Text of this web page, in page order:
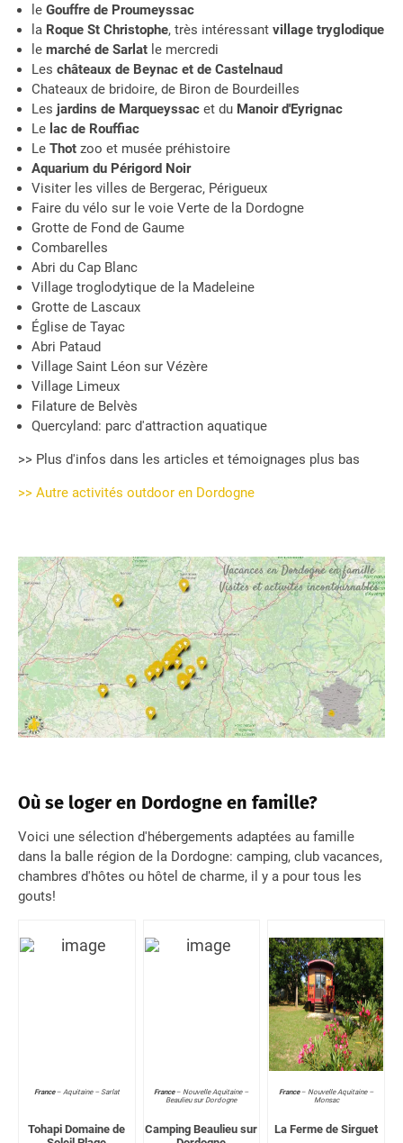
le Gouffre de Proumeyssac
la Roque St Christophe, très intéressant village tryglodique
le marché de Sarlat le mercredi
Les châteaux de Beynac et de Castelnaud
Chateaux de bridoire, de Biron de Bourdeilles
Les jardins de Marqueyssac et du Manoir d'Eyrignac
Le lac de Rouffiac
Le Thot zoo et musée préhistoire
Aquarium du Périgord Noir
Visiter les villes de Bergerac, Périgueux
Faire du vélo sur le voie Verte de la Dordogne
Grotte de Fond de Gaume
Combarelles
Abri du Cap Blanc
Village troglodytique de la Madeleine
Grotte de Lascaux
Église de Tayac
Abri Pataud
Village Saint Léon sur Vézère
Village Limeux
Filature de Belvès
Quercyland: parc d'attraction aquatique
>> Plus d'infos dans les articles et témoignages plus bas
>> Autre activités outdoor en Dordogne
Où se loger en Dordogne en famille?
Voici une sélection d'hébergements adaptées au famille
dans la balle région de la Dordogne: camping, club vacances,
chambres d'hôtes ou hôtel de charme, il y a pour tous les
gouts!
France– Aquitaine – Sarlat
Tohapi Domaine de
France–Nouvelle Aquitaine –
Beaulieu sur Dordogne
Camping Beaulieu sur
France–Nouvelle Aquitaine –
Monsac
La Ferme de Sirguet